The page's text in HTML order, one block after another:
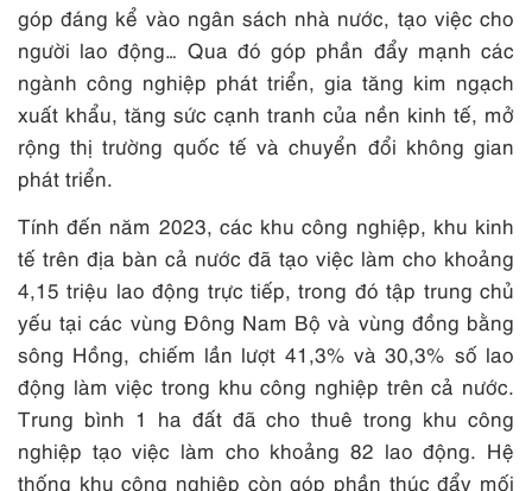
góp đáng kể vào ngân sách nhà nước, tạo việc cho
người lao động… Qua đó góp phần đẩy mạnh các
ngành công nghiệp phát triển, gia tăng kim ngạch
xuất khẩu, tăng sức cạnh tranh của nền kinh tế, mở
rộng thị trường quốc tế và chuyển đổi không gian
phát triển.
Tính đến năm 2023, các khu công nghiệp, khu kinh
tế trên địa bàn cả nước đã tạo việc làm cho khoảng
4,15 triệu lao động trực tiếp, trong đó tập trung chủ
yếu tại các vùng Đông Nam Bộ và vùng đồng bằng
sông Hồng, chiếm lần lượt 41,3% và 30,3% số lao
động làm việc trong khu công nghiệp trên cả nước.
Trung bình 1 ha đất đã cho thuê trong khu công
nghiệp tạo việc làm cho khoảng 82 lao động. Hệ
thống khu công nghiệp còn góp phần thúc đẩy mối